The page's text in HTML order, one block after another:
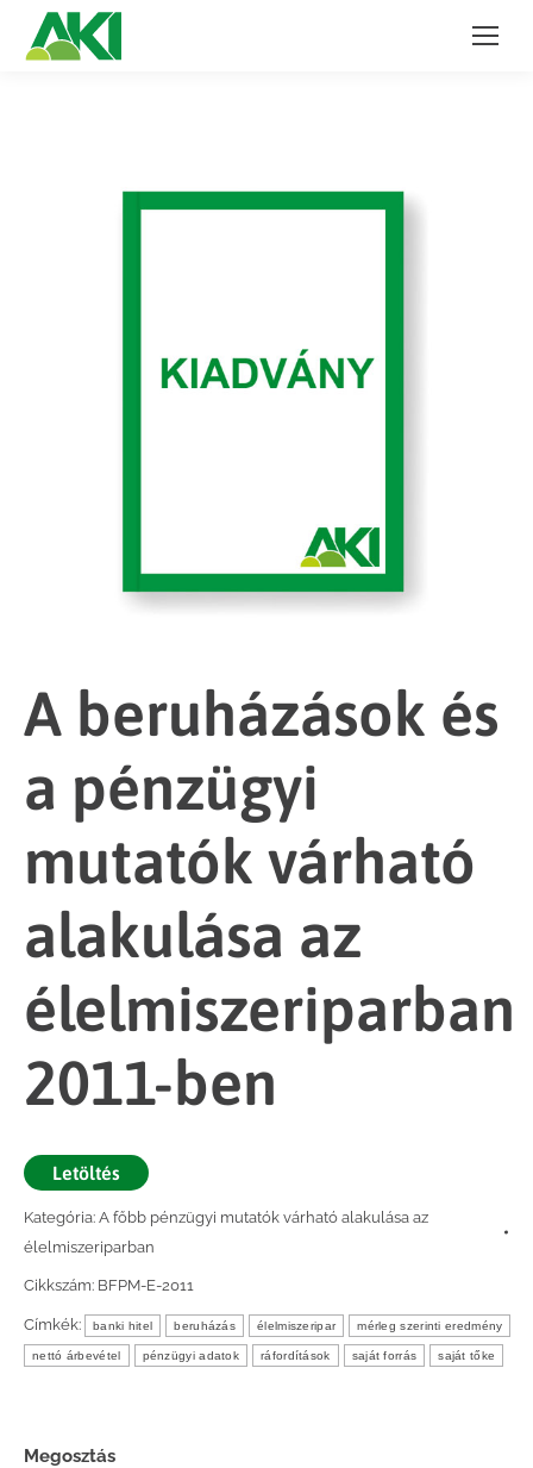
A beruházások és
a pénzügyi
mutatók várható
alakulása az
élelmiszeriparban
2011-ben
Letöltés
Kategória: A főbb pénzügyi mutatók várható alakulása az
élelmiszeriparban
Cikkszám: BFPM-E-2011
Címkék: banki hitel beruházás élelmiszeripar mérleg szerinti eredmény
nettó árbevétel pénzügyi adatok ráfordítások saját forrás saját tőke
Megosztás